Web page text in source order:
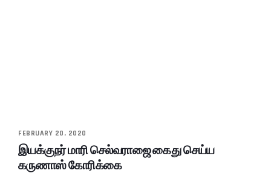
FEBRUARY 20, 2020
இயக்குநர் மாரி செல்வராஜை கைது செய்ய
கருணாஸ் கோரிக்கை